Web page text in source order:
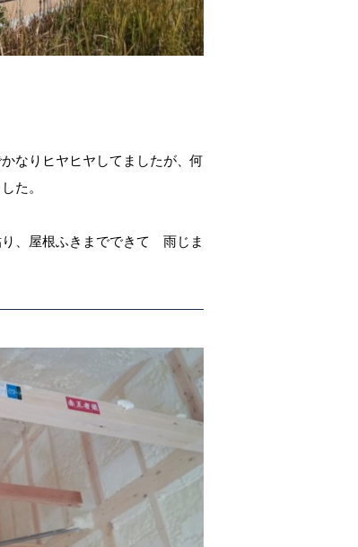
なりヒヤヒヤしてましたが、何
た。
り、屋根ふきまでできて 雨じま